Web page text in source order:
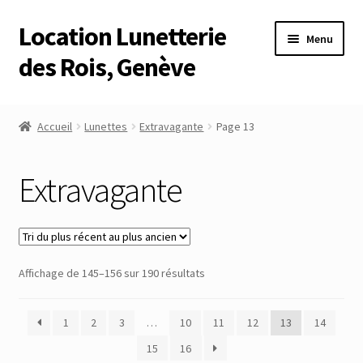
Aller
à
la
Aller
au
contenu
Location Lunetterie
des Rois, Genève
Menu
Commande
Compte
Compte
Connexion
Accueil Lunettes Extravagante Page 13
Extravagante
Affichage de 145–156 sur 190 résultatsTrié
récent
au
1 2 3 … 10 11 12 13
14
15
16